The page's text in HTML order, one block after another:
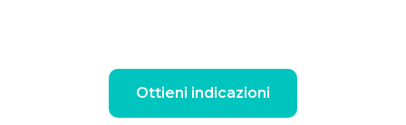
Ottieni indicazioni